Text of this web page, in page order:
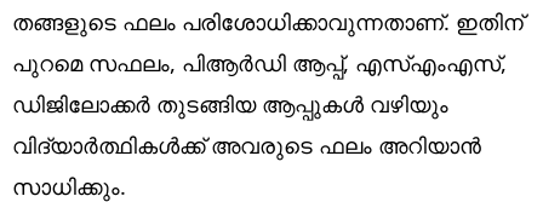
Web Story
Photo
തങ്ങളുടെ ഫലം പരിശോധിക്കാവുന്നതാണ്. ഇതിന്
പുറമെ സഫലം, പിആര്‍ഡി ആപ്പ്, എസ്എംഎസ്,
ഡിജിലോക്കര്‍ തുടങ്ങിയ ആപ്പുകള്‍ വഴിയും
വിദ്യാര്‍ത്ഥികള്‍ക്ക് അവരുടെ ഫലം അറിയാന്‍
സാധിക്കും.